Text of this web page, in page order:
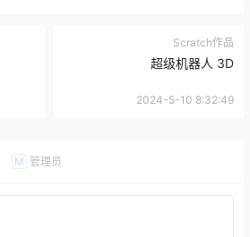
Scratch作品
超级机器人 3D
2024-5-10 8:32:49
M 管理员